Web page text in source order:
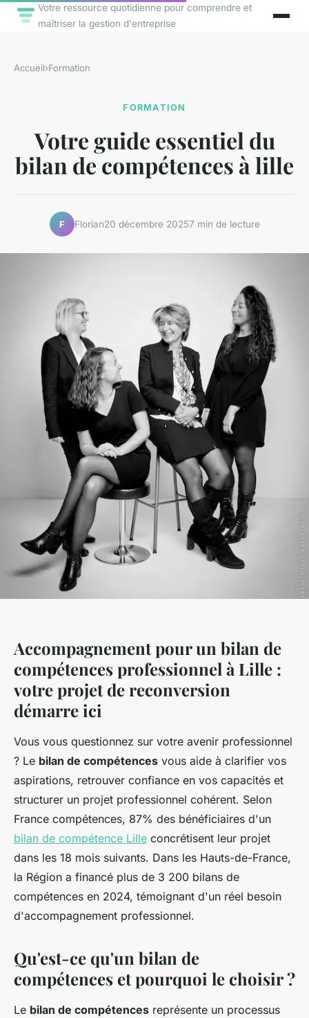
Votre ressource quotidienne pour comprendre et
maîtriser la gestion d'entreprise
Accueil›Formation
FORMATION
Votre guide essentiel du
bilan de compétences à lille
F Florian20 décembre 20257 min de lecture
Accompagnement pour un bilan de
compétences professionnel à Lille :
votre projet de reconversion
démarre ici
Vous vous questionnez sur votre avenir professionnel
? Le bilan de compétences vous aide à clarifier vos
aspirations, retrouver confiance en vos capacités et
structurer un projet professionnel cohérent. Selon
France compétences, 87% des bénéficiaires d'un
bilan de compétence Lille concrétisent leur projet
dans les 18 mois suivants. Dans les Hauts-de-France,
la Région a financé plus de 3 200 bilans de
compétences en 2024, témoignant d'un réel besoin
d'accompagnement professionnel.
Qu'est-ce qu'un bilan de
compétences et pourquoi le choisir ?
Le bilan de compétences représente un processus